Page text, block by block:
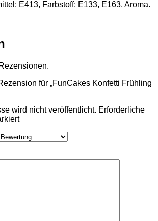
E413, Farbstoff: E133, E163, Aroma.
für „FunCakes Konfetti Frühling
wird nicht veröffentlicht. Erforderliche